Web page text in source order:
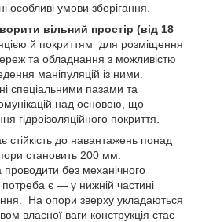
особливі умови зберігання.
вільний простір (від 18
й покриттям для розміщення
та обладнання з можливістю
маніпуляцій із ними.
спеціальними пазами та
над основою, що
покриття.
до навантажень понад
становить 200 мм.
без механічного
є — у нижній частині
На опори зверху укладаються
власної ваги конструкція стає